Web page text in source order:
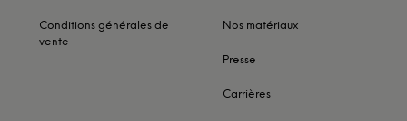
Conditions générales de
vente
Nos matériaux
Presse
Carrières